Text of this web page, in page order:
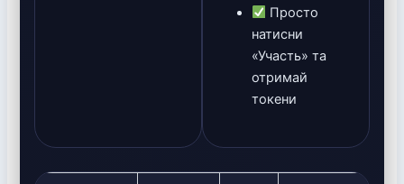
Просто
натисни
«Участь» та
отримай
токени